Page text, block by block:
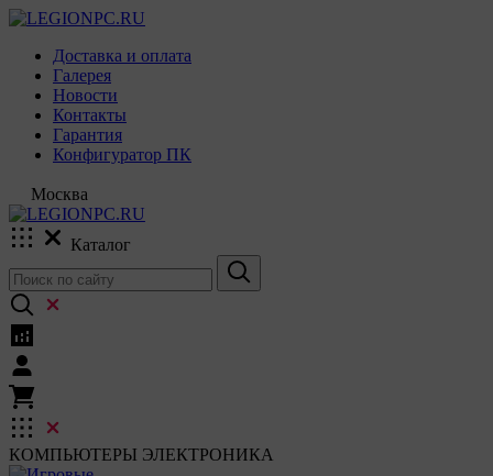
Доставка и оплата
Галерея
Новости
Контакты
Гарантия
Конфигуратор ПК
Москва
Каталог
КОМПЬЮТЕРЫ ЭЛЕКТРОНИКА